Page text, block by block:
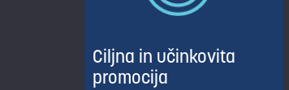
Ciljna in učinkovita
promocija